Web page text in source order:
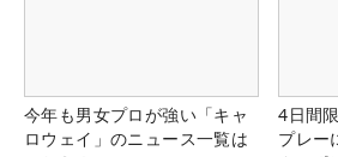
今年も男女プロが強い「キャ
ロウェイ」のニュース一覧は
4日間
プレー